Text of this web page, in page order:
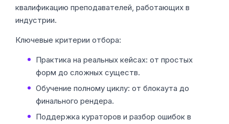
квалификацию преподавателей, работающих в
индустрии.
Ключевые критерии отбора:
Практика на реальных кейсах: от простых
форм до сложных существ.
Обучение полному циклу: от блокаута до
финального рендера.
Поддержка кураторов и разбор ошибок в